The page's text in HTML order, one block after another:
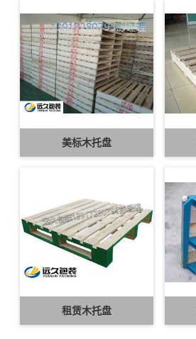
美标木托盘
租赁木托盘